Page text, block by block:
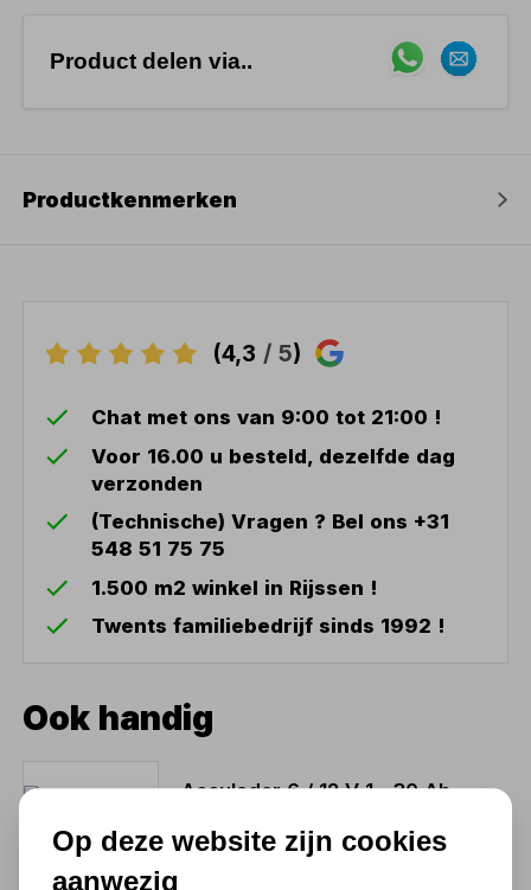
Product delen via..
Productkenmerken
(4,3 / 5)
Chat met ons van 9:00 tot 21:00 !
Voor 16.00 u besteld, dezelfde dag
verzonden
(Technische) Vragen ? Bel ons +31
548 51 75 75
1.500 m2 winkel in Rijssen !
Twents familiebedrijf sinds 1992 !
Ook handig
Acculader 6 / 12 V 1 - 30 Ah
50,22
Op deze website zijn cookies
aanwezig